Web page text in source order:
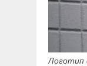
Логотип